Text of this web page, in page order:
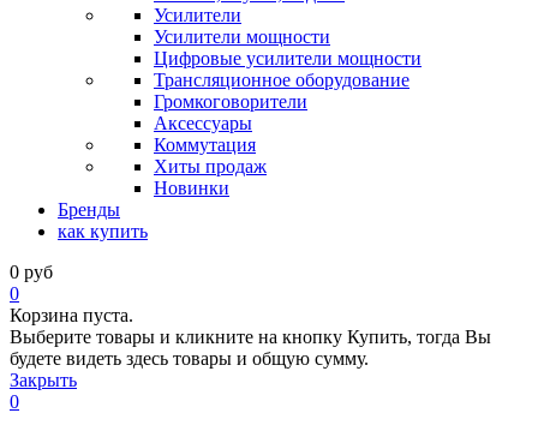
Усилители
Усилители мощности
Цифровые усилители мощности
Трансляционное оборудование
Громкоговорители
Аксессуары
Коммутация
Хиты продаж
Новинки
Бренды
как купить
0 руб
0
Корзина пуста.
Выберите товары и кликните на кнопку Купить, тогда Вы
будете видеть здесь товары и общую сумму.
Закрыть
0